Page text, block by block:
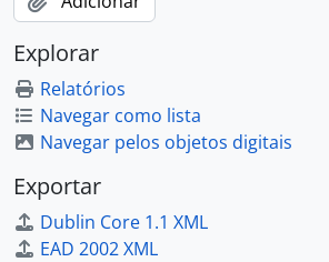
Explorar
Relatórios
Navegar como lista
Navegar pelos objetos digitais
Exportar
Dublin Core 1.1 XML
EAD 2002 XML